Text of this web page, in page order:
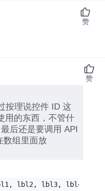
赞
按理说控件 ID 这
用的东西，不管什
后还是要调用 API
数组里面放
lbl2, lbl3, lbl4,
赞